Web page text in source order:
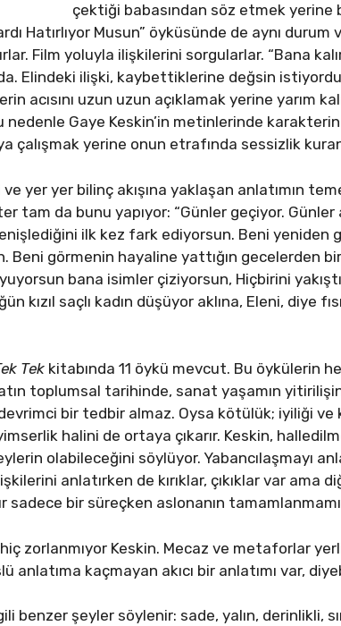
çektiği babasından söz etmek yerine
Hatırlıyor Musun” öyküsünde de aynı
Film yoluyla ilişkilerini sorgularlar. “Bana
da. Elindeki ilişki, kaybettiklerine değsin
acısını uzun uzun açıklamak yerine yarım
nedenle Gaye Keskin’in metinlerinde
çalışmak yerine onun etrafında sessizlik
yer yer bilinç akışına yaklaşan anlatımın
tam da bunu yapıyor: “Günler geçiyor. Günler
ilk kez fark ediyorsun. Beni yeniden
Beni görmenin hayaline yattığın gecelerden
bana isimler çiziyorsun, Hiçbirini
kızıl saçlı kadın düşüyor aklına, Eleni, diye
Tek kitabında 11 öykü mevcut. Bu öykülerin
toplumsal tarihinde, sanat yaşamın
bir tedbir almaz. Oysa kötülük; iyiliği ve
halini de ortaya çıkarır. Keskin,
olabileceğini söylüyor. Yabancılaşmayı
anlatırken de kırıklar, çıkıklar var ama
sadece bir süreçken aslonanın
zorlanmıyor Keskin. Mecaz ve metaforlar
anlatıma kaçmayan akıcı bir anlatımı var,
benzer şeyler söylenir: sade, yalın, derinlikli,